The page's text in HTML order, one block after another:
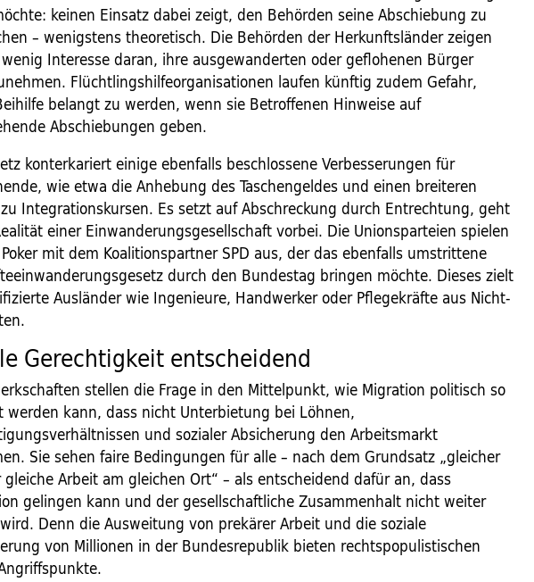
keinen Einsatz dabei zeigt, den Behörden seine Abschiebung zu
– wenigstens theoretisch. Die Behörden der Herkunftsländer zeigen
Interesse daran, ihre ausgewanderten oder geflohenen Bürger
Flüchtlingshilfeorganisationen laufen künftig zudem Gefahr,
belangt zu werden, wenn sie Betroffenen Hinweise auf
Abschiebungen geben.
konterkariert einige ebenfalls beschlossene Verbesserungen für
wie etwa die Anhebung des Taschengeldes und einen breiteren
Integrationskursen. Es setzt auf Abschreckung durch Entrechtung, geht
einer Einwanderungsgesellschaft vorbei. Die Unionsparteien spielen
mit dem Koalitionspartner SPD aus, der das ebenfalls umstrittene
durch den Bundestag bringen möchte. Dieses zielt
Ausländer wie Ingenieure, Handwerker oder Pflegekräfte aus Nicht-
Gerechtigkeit entscheidend
stellen die Frage in den Mittelpunkt, wie Migration politisch so
werden kann, dass nicht Unterbietung bei Löhnen,
und sozialer Absicherung den Arbeitsmarkt
Sie sehen faire Bedingungen für alle – nach dem Grundsatz „gleicher
Arbeit am gleichen Ort“ – als entscheidend dafür an, dass
gelingen kann und der gesellschaftliche Zusammenhalt nicht weiter
Denn die Ausweitung von prekärer Arbeit und die soziale
von Millionen in der Bundesrepublik bieten rechtspopulistischen